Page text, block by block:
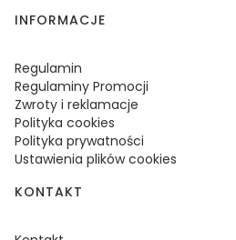
Linki w stopce
INFORMACJE
Regulamin
Regulaminy Promocji
Zwroty i reklamacje
Polityka cookies
Polityka prywatności
Ustawienia plików cookies
KONTAKT